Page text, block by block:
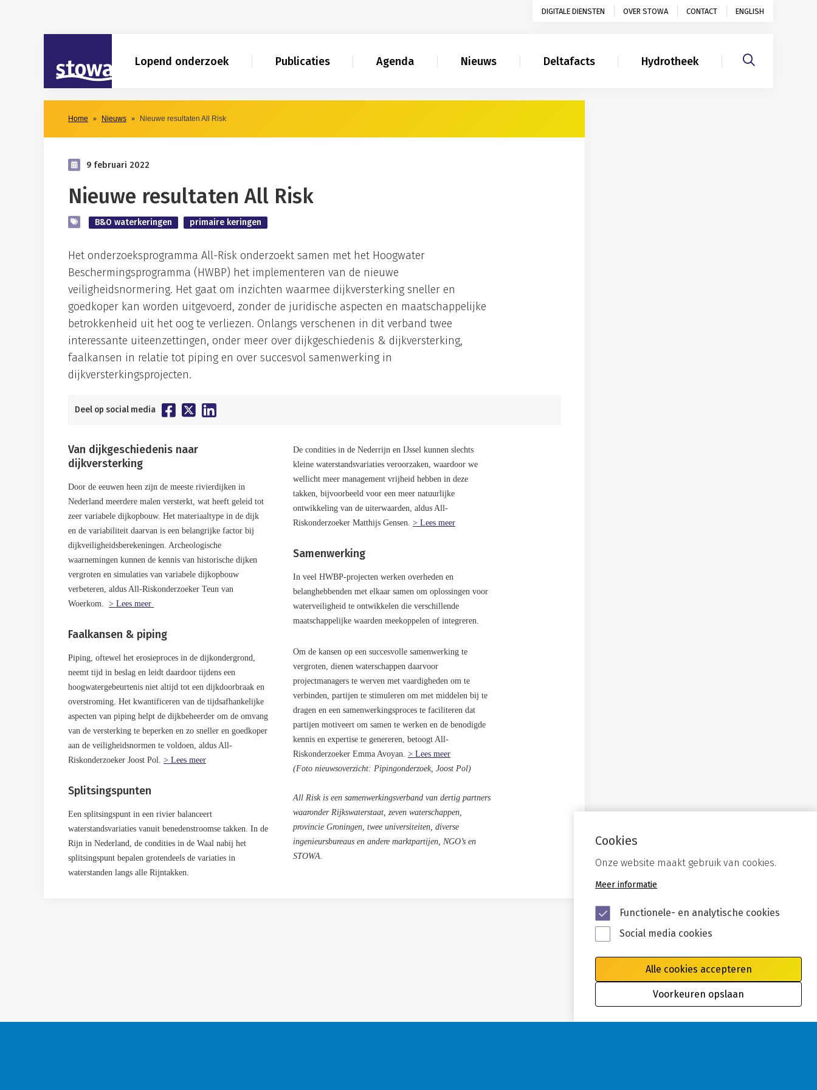
DIGITALE DIENSTEN OVER STOWA CONTACT ENGLISH
Lopend onderzoek Publicaties Agenda Nieuws Deltafacts Hydrotheek
Home Nieuws Nieuwe resultaten All Risk
9 februari 2022
Nieuwe resultaten All Risk
B&O waterkeringen primaire keringen
Het onderzoeksprogramma All-Risk onderzoekt samen met het Hoogwater
Beschermingsprogramma (HWBP) het implementeren van de nieuwe
veiligheidsnormering. Het gaat om inzichten waarmee dijkversterking sneller en
goedkoper kan worden uitgevoerd, zonder de juridische aspecten en maatschappelijke
betrokkenheid uit het oog te verliezen. Onlangs verschenen in dit verband twee
interessante uiteenzettingen, onder meer over dijkgeschiedenis & dijkversterking,
faalkansen in relatie tot piping en over succesvol samenwerking in
dijkversterkingsprojecten.
Deel op social media
Van dijkgeschiedenis naar
dijkversterking
Door de eeuwen heen zijn de meeste rivierdijken in
Nederland meerdere malen versterkt, wat heeft geleid tot
zeer variabele dijkopbouw. Het materiaaltype in de dijk
en de variabiliteit daarvan is een belangrijke factor bij
dijkveiligheidsberekeningen. Archeologische
waarnemingen kunnen de kennis van historische dijken
vergroten en simulaties van variabele dijkopbouw
verbeteren, aldus All-Riskonderzoeker Teun van
Woerkom. > Lees meer
Faalkansen & piping
Piping, oftewel het erosieproces in de dijkondergrond,
neemt tijd in beslag en leidt daardoor tijdens een
hoogwatergebeurtenis niet altijd tot een dijkdoorbraak en
overstroming. Het kwantificeren van de tijdsafhankelijke
aspecten van piping helpt de dijkbeheerder om de omvang
van de versterking te beperken en zo sneller en goedkoper
aan de veiligheidsnormen te voldoen, aldus All-
Riskonderzoeker Joost Pol. > Lees meer
Splitsingspunten
Een splitsingspunt in een rivier balanceert
waterstandsvariaties vanuit benedenstroomse takken. In de
Rijn in Nederland, de condities in de Waal nabij het
splitsingspunt bepalen grotendeels de variaties in
waterstanden langs alle Rijntakken.
De condities in de Nederrijn en IJssel kunnen slechts
kleine waterstandsvariaties veroorzaken, waardoor we
wellicht meer management vrijheid hebben in deze
takken, bijvoorbeeld voor een meer natuurlijke
ontwikkeling van de uiterwaarden, aldus All-
Riskonderzoeker Matthijs Gensen. > Lees meer
Samenwerking
In veel HWBP-projecten werken overheden en
belanghebbenden met elkaar samen om oplossingen voor
waterveiligheid te ontwikkelen die verschillende
maatschappelijke waarden meekoppelen of integreren.
Om de kansen op een succesvolle samenwerking te
vergroten, dienen waterschappen daarvoor
projectmanagers te werven met vaardigheden om te
verbinden, partijen te stimuleren om met middelen bij te
dragen en een samenwerkingsproces te faciliteren dat
partijen motiveert om samen te werken en de benodigde
kennis en expertise te genereren, betoogt All-
Riskonderzoeker Emma Avoyan. > Lees meer
(Foto nieuwsoverzicht: Pipingonderzoek, Joost Pol)
All Risk is een samenwerkingsverband van dertig partners
waaronder Rijkswaterstaat, zeven waterschappen,
provincie Groningen, twee universiteiten, diverse
ingenieursbureaus en andere marktpartijen, NGO’s en
STOWA.
Cookies
Onze website maakt gebruik van cookies.
Meer informatie
Functionele- en analytische cookies
Social media cookies
Alle cookies accepteren
Voorkeuren opslaan